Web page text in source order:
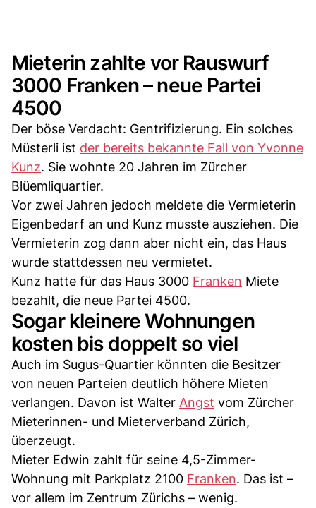
Mieterin zahlte vor Rauswurf
3000 Franken – neue Partei
4500
Der böse Verdacht: Gentrifizierung. Ein solches
Müsterli ist der bereits bekannte Fall von Yvonne
Kunz. Sie wohnte 20 Jahren im Zürcher
Blüemliquartier.
Vor zwei Jahren jedoch meldete die Vermieterin
Eigenbedarf an und Kunz musste ausziehen. Die
Vermieterin zog dann aber nicht ein, das Haus
wurde stattdessen neu vermietet.
Kunz hatte für das Haus 3000 Franken Miete
bezahlt, die neue Partei 4500.
Sogar kleinere Wohnungen
kosten bis doppelt so viel
Auch im Sugus-Quartier könnten die Besitzer
von neuen Parteien deutlich höhere Mieten
verlangen. Davon ist Walter Angst vom Zürcher
Mieterinnen- und Mieterverband Zürich,
überzeugt.
Mieter Edwin zahlt für seine 4,5-Zimmer-
Wohnung mit Parkplatz 2100 Franken. Das ist –
vor allem im Zentrum Zürichs – wenig.